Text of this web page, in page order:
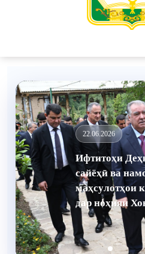
22.06.2026
Ифтитоҳи
барои
дар деҳаи
ноҳияи